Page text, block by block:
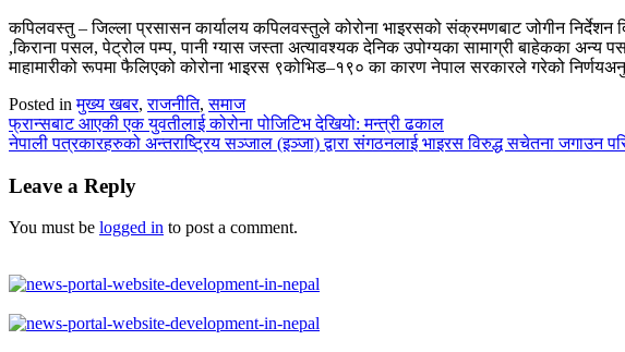
कपिलवस्तु – जिल्ला प्रसासन कार्यालय कपिलवस्तुले कोरोना भाइरसको संक्रमणबाट जोगीन
,किराना पसल, पेट्रोल पम्प, पानी ग्यास जस्ता अत्यावश्यक देनिक उपोग्यका सामाग्री बाहेकका अन्य
माहामारीको रूपमा फैलिएको कोरोना भाइरस ९कोभिड–१९० का कारण नेपाल सरकारले गरेको
Posted inमुख्य खबर,राजनीति,समाज
Post
navigation
फ्रान्सबाट आएकी एक युवतीलाई कोरोना पोजिटिभ देखियो: मन्त्री ढकाल
नेपाली पत्रकारहरुको अन्तराष्ट्रिय सञ्जाल (इञ्जा) द्वारा संगठनलाई भाइरस विरुद्ध सचेतना जगाउन
Leave a Reply
You must be logged in to post a comment.